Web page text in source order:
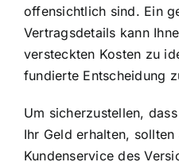
offensichtlich sind. Ein
Vertragsdetails kann
versteckten Kosten zu
fundierte Entscheidung
Um sicherzustellen,
Ihr Geld erhalten,
Kundenservice des